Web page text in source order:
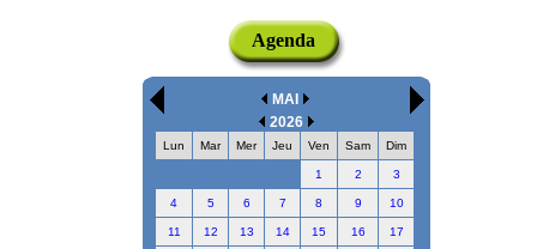
Agenda
MAI
2026
Lun Mar Mer Jeu Ven Sam Dim
1 2 3
4 5 6 7 8 9 10
11 12 13 14 15 16 17